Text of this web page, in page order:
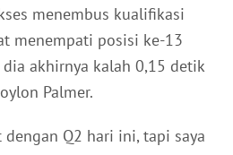
menembus kualifikasi
menempati posisi ke-13
dia akhirnya kalah 0,15 detik
Palmer.
dengan Q2 hari ini, tapi saya